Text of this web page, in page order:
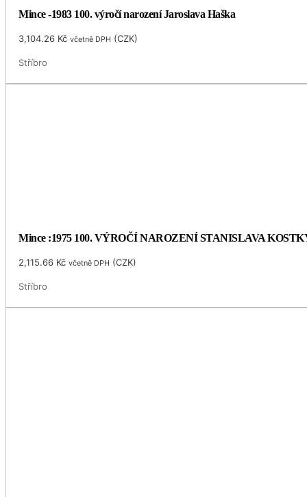
Mince -1983 100. výročí narození Jaroslava Haška
3,104.26 Kč včetně DPH (CZK)
Stříbro
Mince :1975 100. VÝROČÍ NAROZENÍ STANISLAVA
2,115.66 Kč včetně DPH (CZK)
Stříbro